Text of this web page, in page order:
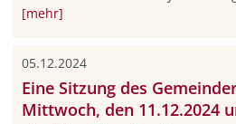
[mehr]
05.12.2024
Eine Sitzung des
Mittwoch, den 11.12.2024